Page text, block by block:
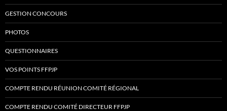
GESTION CONCOURS
PHOTOS
QUESTIONNAIRES
VOS POINTS FFPJP
COMPTE RENDU RÉUNION COMITÉ RÉGIONAL
COMPTE RENDU COMITÉ DIRECTEUR FFPJP